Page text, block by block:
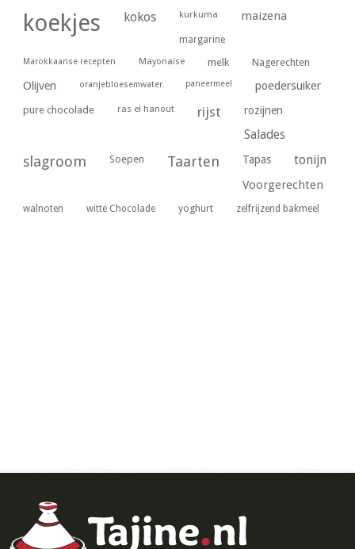
koekjes kokos kurkuma maizena
margarine
Marokkaanse recepten Mayonaise melk Nagerechten
Olijven oranjebloesemwater paneermeel poedersuiker
pure chocolade ras el hanout rijst rozijnen
Salades
slagroom Soepen Taarten Tapas tonijn
Voorgerechten
walnoten witte Chocolade yoghurt zelfrijzend bakmeel